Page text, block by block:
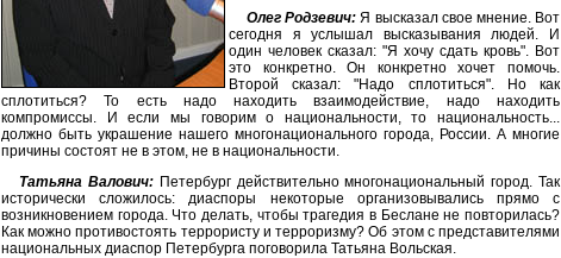
Олег Родзевич: Я высказал свое мнение. Вот
сегодня я услышал высказывания людей. И
один человек сказал: "Я хочу сдать кровь". Вот
это конкретно. Он конкретно хочет помочь.
Второй сказал: "Надо сплотиться". Но как
сплотиться? То есть надо находить взаимодействие, надо находить
компромиссы. И если мы говорим о национальности, то национальность...
должно быть украшение нашего многонационального города, России. А многие
причины состоят не в этом, не в национальности.
Татьяна Валович:Петербург действительно многонациональный город. Так
исторически сложилось: диаспоры некоторые организовывались прямо с
возникновением города. Что делать, чтобы трагедия в Беслане не повторилась?
Как можно противостоять террористу и терроризму? Об этом с представителями
национальных диаспор Петербурга поговорила Татьяна Вольская.